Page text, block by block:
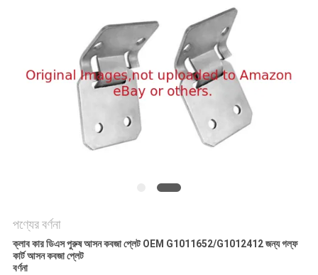
PRIVACY
পণ্যের বর্ণনা
ক্লাব কার ডিএস পুরুষ আসন কবজা প্লেট OEM G1011652/G1012412 জন্য গল্ফ
কার্ট আসন কবজা প্লেট
বর্ণনা